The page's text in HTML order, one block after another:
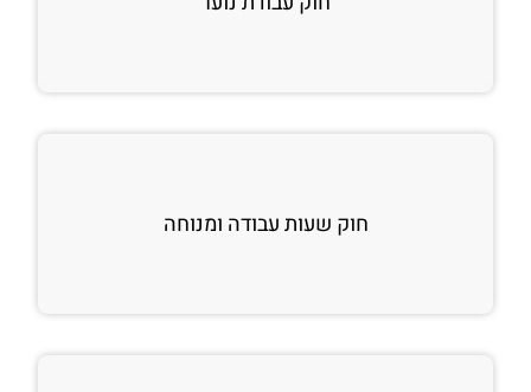
חוק שעות עבודה ומנוחה